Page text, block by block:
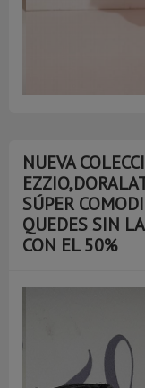
NUEVA
SÚPER
QUEDES SIN
CON EL 50%